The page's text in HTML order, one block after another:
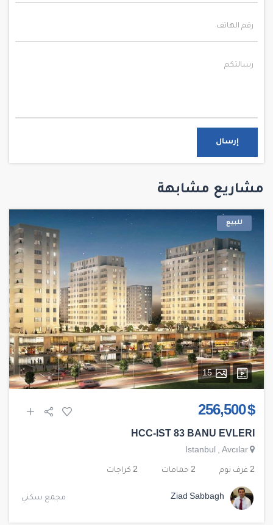
إرسال
مشاريع مشابهة
للبيع
15
$ 256,500
HCC-IST 83 BANU EVLERI
Istanbul , Avcılar
2 غرف نوم 2 حمامات 2 كراجات
Ziad Sabbagh مجمع سكني